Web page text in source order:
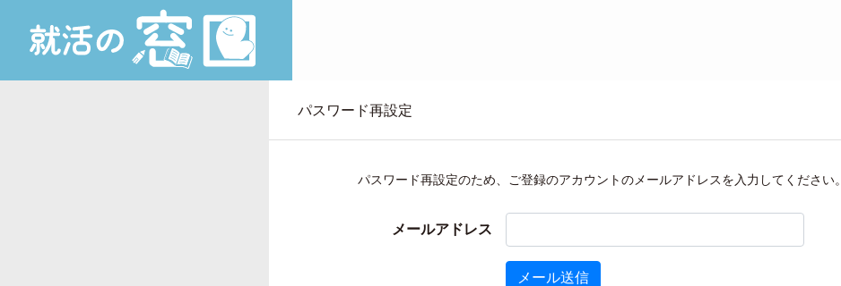
パスワード再設定
パスワード再設定のため、ご登録のアカウントのメールアドレスを入力してください。
メールアドレス
メール送信